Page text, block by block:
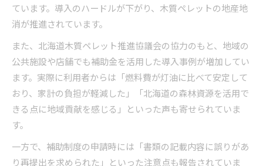
ています。導入のハードルが下がり、木質ペレットの地産地
消が推進されています。
また、北海道木質ペレット推進協議会の協力のもと、地域の
公共施設や店舗でも補助金を活用した導入事例が増加してい
ます。実際に利用者からは「燃料費が灯油に比べて安定して
おり、家計の負担が軽減した」「北海道の森林資源を活用で
きる点に地域貢献を感じる」といった声も寄せられていま
す。
一方で、補助制度の申請時には「書類の記載内容に誤りがあ
り再提出を求められた」といった注意点も報告されていま